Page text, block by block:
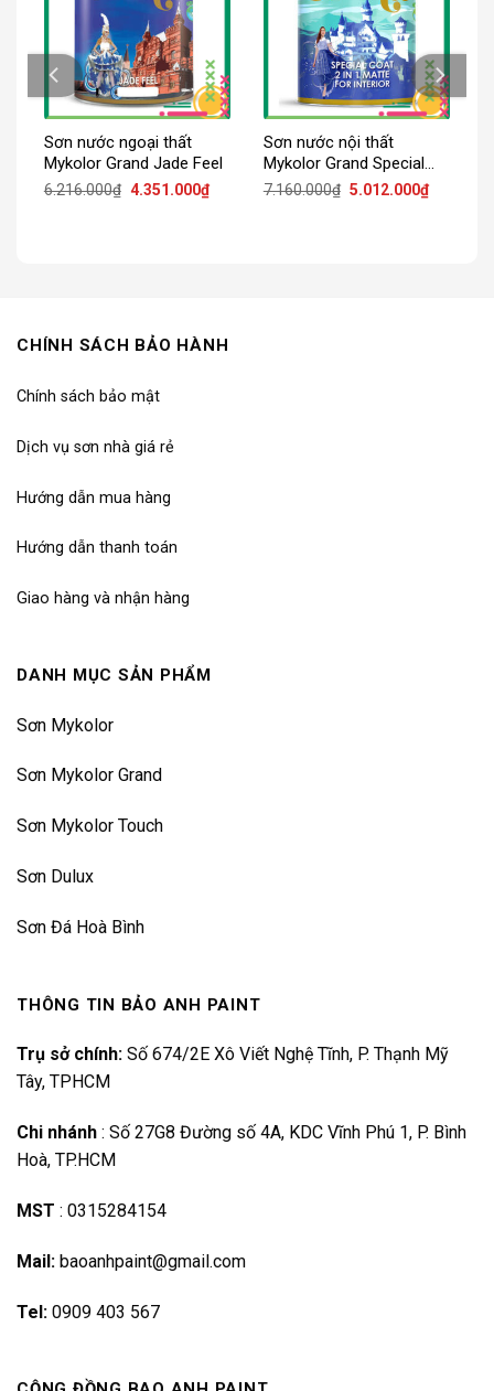
Sơn nước ngoại thất
Mykolor Grand Jade Feel
6.216.000₫ Giá
4.351.000₫Giá
hiện
Sơn nước nội thất
Mykolor Grand Special
Coat 2in1 Matte For
7.160.000₫ Giá
5.012.000₫Giá
hiện
CHÍNH SÁCH BẢO HÀNH
Chính sách bảo mật
Dịch vụ sơn nhà giá rẻ
Hướng dẫn mua hàng
Hướng dẫn thanh toán
Giao hàng và nhận hàng
DANH MỤC SẢN PHẨM
Sơn Mykolor
Sơn Mykolor Grand
Sơn Mykolor Touch
Sơn Dulux
Sơn Đá Hoà Bình
THÔNG TIN BẢO ANH PAINT
Trụ sở chính: Số 674/2E Xô Viết Nghệ Tĩnh, P. Thạnh Mỹ
Tây, TPHCM
Chi nhánh : Số 27G8 Đường số 4A, KDC Vĩnh Phú 1, P. Bình
Hoà, TP.HCM
MST : 0315284154
Mail: baoanhpaint@gmail.com
Tel: 0909 403 567